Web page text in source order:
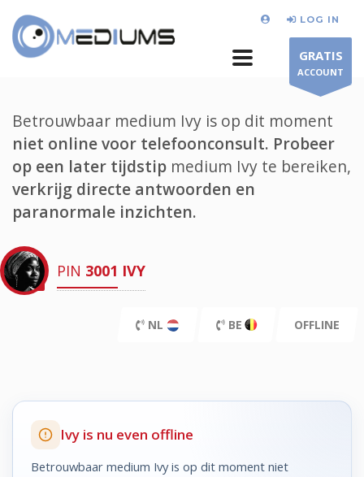
LOG IN
GRATIS
ACCOUNT
Betrouwbaar medium Ivy is op dit moment
niet online voor telefoonconsult. Probeer
op een later tijdstip medium Ivy te bereiken,
verkrijg directe antwoorden en
paranormale inzichten.
PIN 3001 IVY
NL BE OFFLINE
Ivy is nu even offline
Betrouwbaar medium Ivy is op dit moment niet